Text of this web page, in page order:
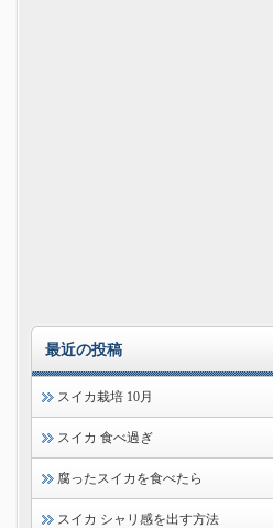
最近の投稿
スイカ栽培 10月
スイカ 食べ過ぎ
腐ったスイカを食べたら
スイカ シャリ感を出す方法